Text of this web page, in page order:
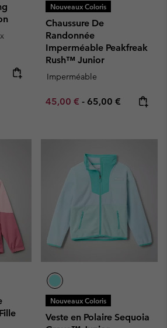
sale price:
Regular price:
Nouveaux Coloris
Chaussure De
Randonnée
Imperméable Peakfreak
Rush™ Junior
Imperméable
Minimum sale price:
45,00 € - Maximum price:
65,00 €
Nouveaux Coloris
Veste en Polaire Sequoia